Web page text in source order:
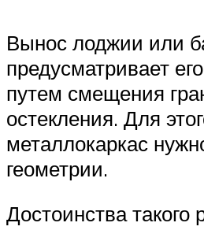
Вынос лоджии или
предусматривает
путем смещения
остекления. Для
металлокаркас
геометрии.
Достоинства такого